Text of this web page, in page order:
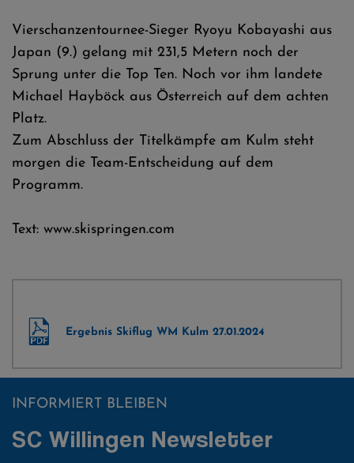
Vierschanzentournee-Sieger Ryoyu Kobayashi aus
Japan (9.) gelang mit 231,5 Metern noch der
Sprung unter die Top Ten. Noch vor ihm landete
Michael Hayböck aus Österreich auf dem achten
Platz.
Zum Abschluss der Titelkämpfe am Kulm steht
morgen die Team-Entscheidung auf dem
Programm.
Text: www.skispringen.com
Ergebnis Skiflug WM Kulm 27.01.2024
INFORMIERT BLEIBEN
SC Willingen Newsletter